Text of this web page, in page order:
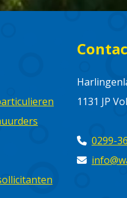
1131 JP
0299-